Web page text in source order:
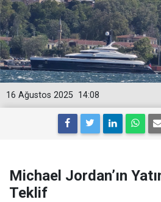
14:08
16 Ağustos 2025
Michael Jordan’ın
Teklif